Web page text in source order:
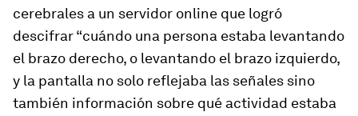
cerebrales a un servidor online que logró
descifrar “cuándo una persona estaba levantando
el brazo derecho, o levantando el brazo izquierdo,
y la pantalla no solo reflejaba las señales sino
también información sobre qué actividad estaba